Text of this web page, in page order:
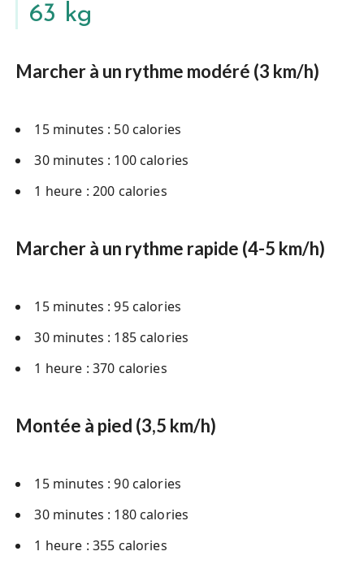
63 kg
Marcher à un rythme modéré (3 km/h)
15 minutes : 50 calories
30 minutes : 100 calories
1 heure : 200 calories
Marcher à un rythme rapide (4-5 km/h)
15 minutes : 95 calories
30 minutes : 185 calories
1 heure : 370 calories
Montée à pied (3,5 km/h)
15 minutes : 90 calories
30 minutes : 180 calories
1 heure : 355 calories